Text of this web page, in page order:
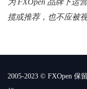
揽或推荐，也不应被
2005-2023 © FXOpen 保